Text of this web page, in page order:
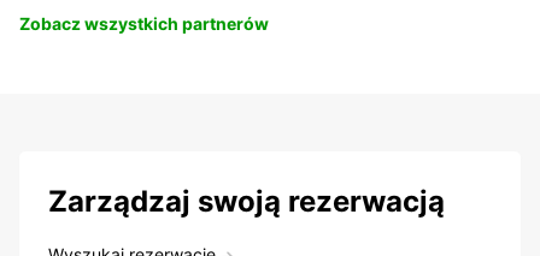
Zobacz wszystkich partnerów
Zarządzaj swoją rezerwacją